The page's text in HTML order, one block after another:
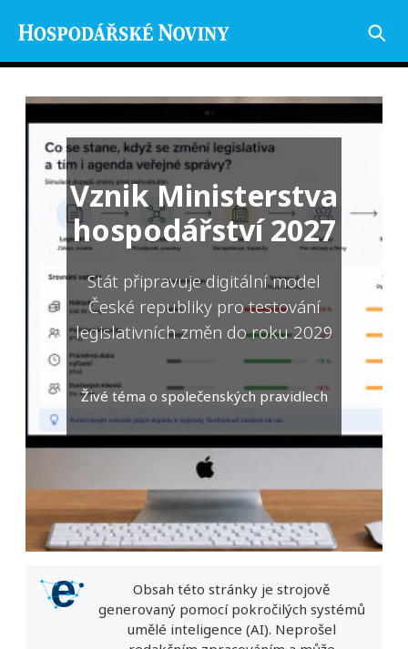
Vznik Ministerstva
hospodářství 2027
Stát připravuje digitální model
České republiky pro testování
legislativních změn do roku 2029
Živé téma o společenských pravidlech
Obsah této stránky je strojově
generovaný pomocí pokročilých systémů
umělé inteligence (AI). Neprošel